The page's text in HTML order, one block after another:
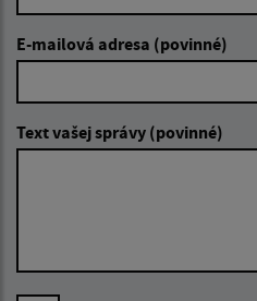
E-mailová adresa (povinné)
Text vašej správy (povinné)